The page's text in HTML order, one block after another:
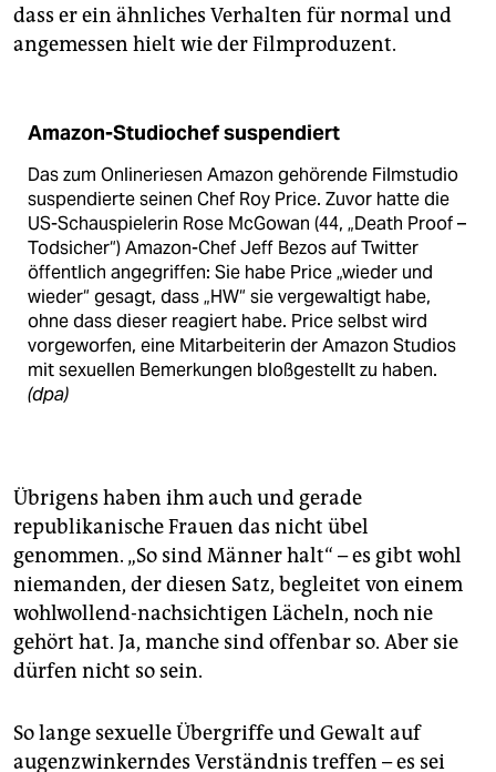
dass er ein ähnliches Verhalten für normal und
angemessen hielt wie der Filmproduzent.
Amazon-Studiochef suspendiert
Das zum Onlineriesen Amazon gehörende Filmstudio
suspendierte seinen Chef Roy Price. Zuvor hatte die
US-Schauspielerin Rose McGowan (44, „Death Proof –
Todsicher“) Amazon-Chef Jeff Bezos auf Twitter
öffentlich angegriffen: Sie habe Price „wieder und
wieder“ gesagt, dass „HW“ sie vergewaltigt habe,
ohne dass dieser reagiert habe. Price selbst wird
vorgeworfen, eine Mitarbeiterin der Amazon Studios
mit sexuellen Bemerkungen bloßgestellt zu haben.
(dpa)
Übrigens haben ihm auch und gerade
republikanische Frauen das nicht übel
genommen. „So sind Männer halt“ – es gibt wohl
niemanden, der diesen Satz, begleitet von einem
wohlwollend-nachsichtigen Lächeln, noch nie
gehört hat. Ja, manche sind offenbar so. Aber sie
dürfen nicht so sein.
So lange sexuelle Übergriffe und Gewalt auf
augenzwinkerndes Verständnis treffen – es sei